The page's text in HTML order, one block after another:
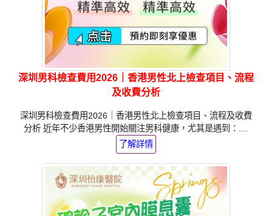
深圳男科檢查費用2026｜香港男性北上檢查項目、流程
及收費分析
深圳男科檢查費用2026｜香港男性北上檢查項目、流程及收費
分析 近年不少香港男性開始關注男科健康，尤其是遇到：....
了解詳情